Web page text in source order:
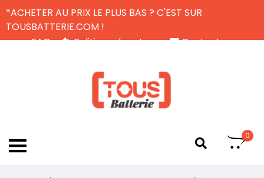
*ACHETER AU PRIX LE PLUS BAS ? C'EST SUR
TOUSBATTERIE.COM !
FAQ
Politique de retour
Contactez-nous
0